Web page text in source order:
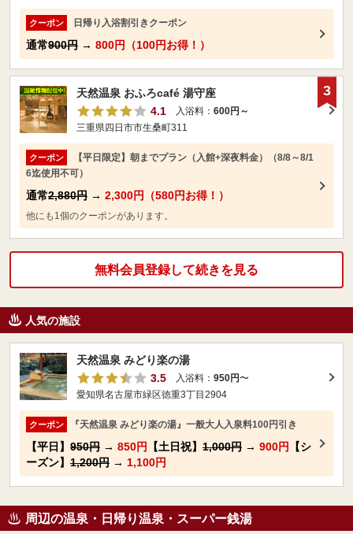
クーポン 日帰り入浴割引きクーポン
通常900円 → 800円（100円お得！）
天然温泉 おふろcafé 湯守座
4.1
入浴料： 600円～
三重県四日市市生桑町311
クーポン
【平日限定】朝までプラン（入館+深夜料金）（8/8～8/1
6迄使用不可）
通常2,880円 → 2,300円（580円お得！）
他にも1個のクーポンがあります。
3
無料会員登録して続きを見る
人気の施設
天然温泉 みどり楽の湯
3.5
入浴料： 950円〜
愛知県名古屋市緑区徳重3丁目2904
クーポン 『天然温泉 みどり楽の湯』一般大人入泉料100円引き
【平日】 950円 → 850円 【土日祝】 1,000円 → 900円
【シ
ーズン】 1,200円 → 1,100円
周辺の温泉・日帰り温泉・スーパー銭湯